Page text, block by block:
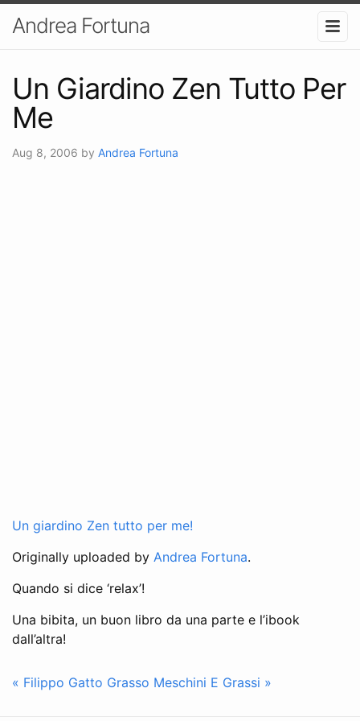
Andrea Fortuna
Un Giardino Zen Tutto Per
Me
Aug 8, 2006 by Andrea Fortuna
Un giardino Zen tutto per me!
Originally uploaded by Andrea Fortuna.
Quando si dice ‘relax’!
Una bibita, un buon libro da una parte e l’ibook
dall’altra!
« Filippo Gatto Grasso Meschini E Grassi »